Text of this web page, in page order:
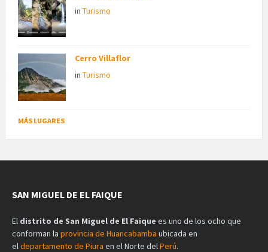
in Turismo
Cerro Villaflor
in Turismo
MÁS LUGARES
SAN MIGUEL DE EL FAIQUE
El distrito de San Miguel de El Faique es uno de los ocho que
conforman la provincia de Huancabamba ubicada en
eldepartamento de Piura en el Norte delPerú.